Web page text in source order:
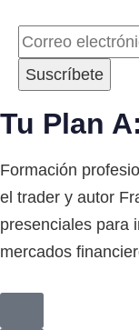
Tu Plan
Formación
el trader y autor
presenciales para
mercados